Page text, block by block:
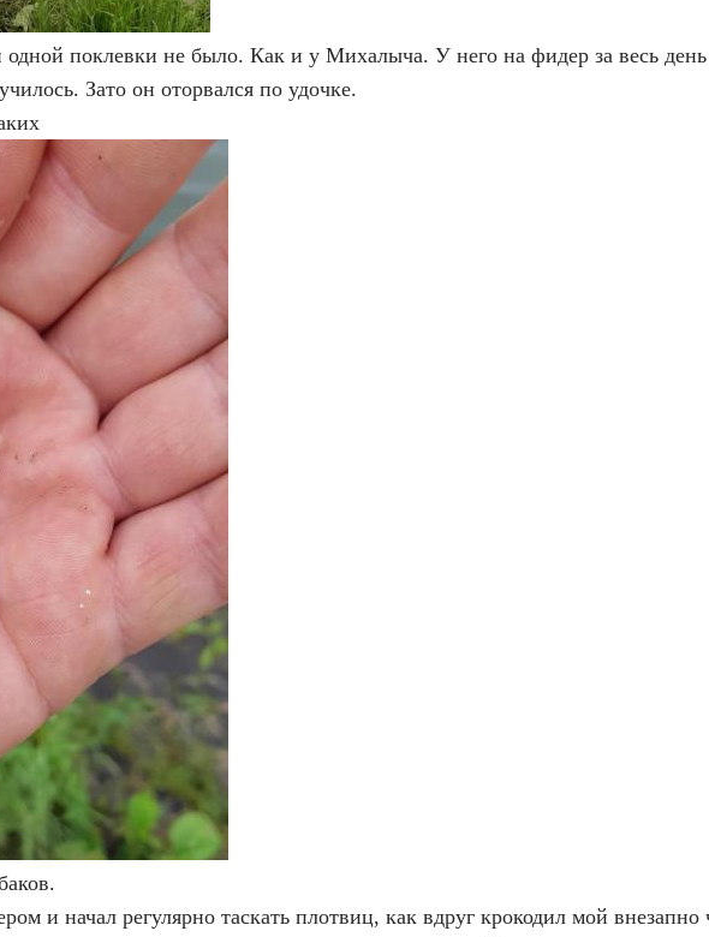
поклевки не было. Как и у Михалыча. У него на фидер за весь
Зато он оторвался по удочке.
и начал регулярно таскать плотвиц, как вдруг крокодил мой внезапно